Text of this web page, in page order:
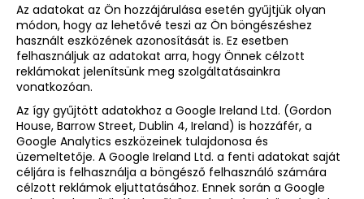
Az adatokat az Ön hozzájárulása esetén gyűjtjük olyan
módon, hogy az lehetővé teszi az Ön böngészéshez
használt eszközének azonosítását is. Ez esetben
felhasználjuk az adatokat arra, hogy Önnek célzott
reklámokat jelenítsünk meg szolgáltatásainkra
vonatkozóan.
Az így gyűjtött adatokhoz a Google Ireland Ltd. (Gordon
House, Barrow Street, Dublin 4, Ireland) is hozzáfér, a
Google Analytics eszközeinek tulajdonosa és
üzemeltetője. A Google Ireland Ltd. a fenti adatokat saját
céljára is felhasználja a böngésző felhasználó számára
célzott reklámok eljuttatásához. Ennek során a Google